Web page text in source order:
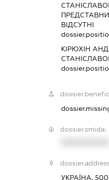
ВІДСУТНІ
КІРЮХІН
dossier.smida:
УКРАЇНА,